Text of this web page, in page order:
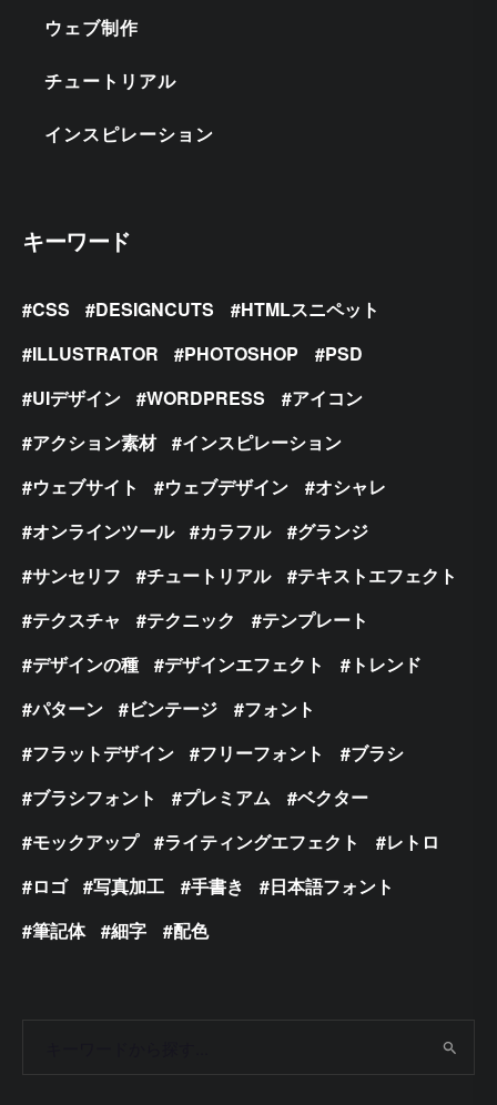
ウェブ制作
チュートリアル
インスピレーション
キーワード
CSS DESIGNCUTS
HTMLスニペット
ILLUSTRATOR
PHOTOSHOP
PSD
UIデザイン
WORDPRESS
アイコン
アクション素材
インスピレーション
ウェブサイト
ウェブデザイン
オシャレ
オンラインツール
カラフル
グランジ
サンセリフ
チュートリアル
テキストエフェクト
テクスチャ
テクニック
テンプレート
デザインの種
デザインエフェクト
トレンド
パターン
ビンテージ
フォント
フラットデザイン
フリーフォント
ブラシ
ブラシフォント
プレミアム
ベクター
モックアップ
ライティングエフェクト
レトロ
ロゴ
写真加工 手書き
日本語フォント
筆記体
細字 配色